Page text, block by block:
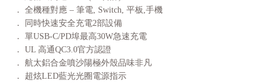
． 全機種對應 – 筆電, Switch, 平板,手機
． 同時快速安全充電2部設備
． 單USB-C/PD埠最高30W急速充電
． UL 高通QC3.0官方認證
． 航太鋁合金噴沙陽極外殼品味非凡
． 超炫LED藍光光圈電源指示